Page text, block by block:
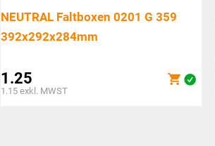
NEUTRAL Faltboxen 0201 G 359
392x292x284mm
1.25
1.15 exkl. MWST